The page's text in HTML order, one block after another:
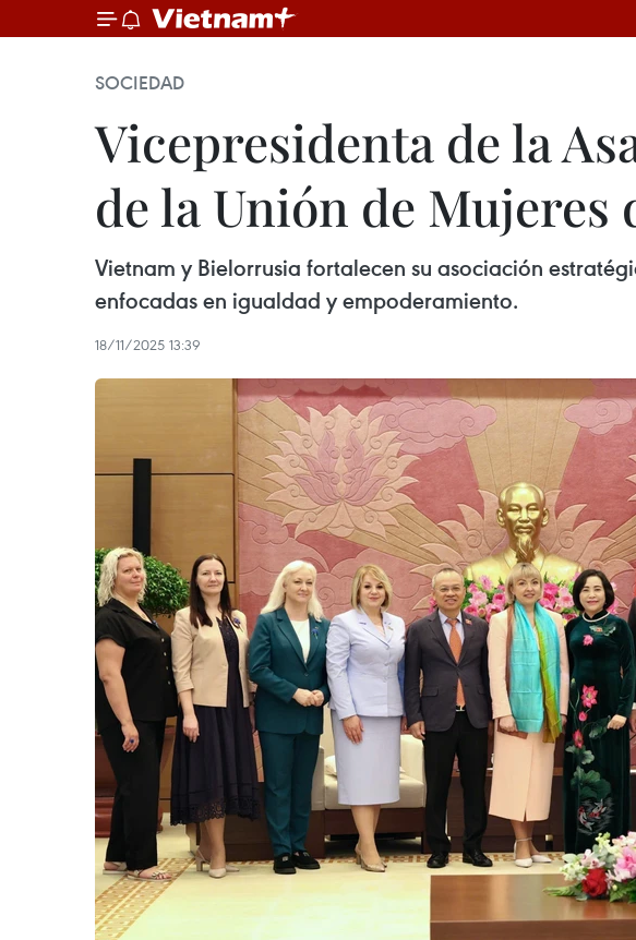
SOCIEDAD
Vicepresidenta de la
de la Unión de
Vietnam y Bielorrusia fortalecen su asociación
enfocadas en igualdad y empoderamiento.
18/11/2025 13:39